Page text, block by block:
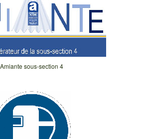
Amiante sous-section 4